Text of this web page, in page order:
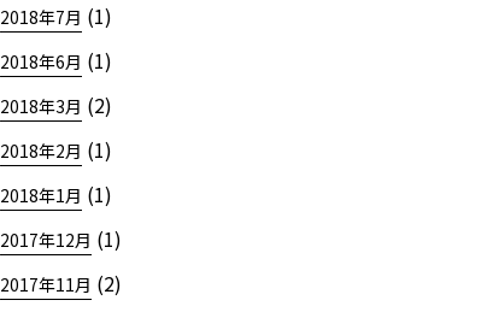
2018年7月 (1)
2018年6月 (1)
2018年3月 (2)
2018年2月 (1)
2018年1月 (1)
2017年12月 (1)
2017年11月 (2)